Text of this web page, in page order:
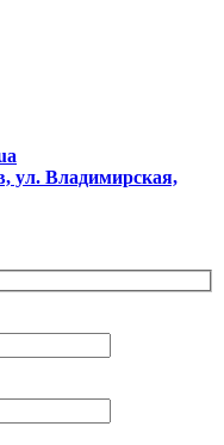
ул. Владимирская,